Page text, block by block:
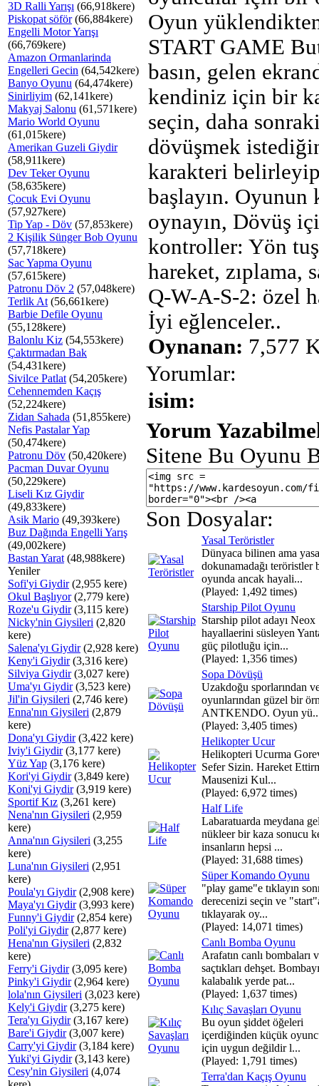
3D Ralli Yarışı (66,918kere)
Piskopat söför(66,884kere)
Engelli Motor Yarışı
(66,769kere)
Amazon Ormanlarinda
Engelleri Gecin (64,542kere)
Banyo Oyunu (64,474kere)
Sinirliyim (62,141kere)
Makyaj Salonu (61,571kere)
Mario World Oyunu
(61,015kere)
Amerikan Guzeli Giydir
(58,911kere)
Dev Teker Oyunu
(58,635kere)
Çocuk Evi Oyunu
(57,927kere)
Tip Yap - Döv (57,853kere)
2 Kişilik Sünger Bob Oyunu
(57,718kere)
Sac Yapma Oyunu
(57,615kere)
Patronu Döv 2 (57,048kere)
Terlik At (56,661kere)
Barbie Defile Oyunu
(55,128kere)
Balonlu Kiz (54,553kere)
Çaktırmadan Bak
(54,431kere)
Sivilce Patlat (54,205kere)
Cehennemden Kaçış
(52,224kere)
Zidan Sahada (51,855kere)
Nefis Pastalar Yap
(50,474kere)
Patronu Döv (50,420kere)
Pacman Duvar Oyunu
(50,229kere)
Liseli Kız Giydir
(49,833kere)
Asik Mario (49,393kere)
Buz Dağında Engelli Yarış
(49,002kere)
Bastan Yarat (48,988kere)
Yeniler
Sofi'yi Giydir(2,955 kere)
Okul Başlıyor(2,779 kere)
Roze'u Giydir(3,115 kere)
Nicky'nin Giysileri (2,820
kere)
Salena'yı Giydir(2,928 kere)
Keny'i Giydir(3,316 kere)
Silviya Giydir(3,027 kere)
Uma'yı Giydir(3,523 kere)
Jil'in Giysileri (2,746 kere)
Enna'nın Giysileri (2,879
kere)
Dona'yı Giydir(3,422 kere)
Iviy'i Giydir(3,177 kere)
Yüz Yap (3,176 kere)
Kori'yi Giydir(3,849 kere)
Koni'yi Giydir(3,919 kere)
Sportif Kız (3,261 kere)
Nena'nın Giysileri (2,959
kere)
Anna'nın Giysileri (3,255
kere)
Luna'nın Giysileri (2,951
kere)
Poula'yı Giydir(2,908 kere)
Maya'yı Giydir(3,993 kere)
Funny'i Giydir(2,854 kere)
Poli'yi Giydir(2,877 kere)
Hena'nın Giysileri (2,832
kere)
Ferry'i Giydir(3,095 kere)
Pinky'i Giydir(2,964 kere)
lola'nın Giysileri (3,023 kere)
Kely'i Giydir(3,275 kere)
Tera'yı Giydir(3,167 kere)
Bare'i Giydir(3,007 kere)
Carry'yi Giydir(3,184 kere)
Yuki'yi Giydir(3,143 kere)
Cesy'nin Giysileri (4,074
Oyun
START GAME
basın, gelen
kendiniz için bir
seçin, daha
dövüşmek
karakteri
başlayın. Oyunun
oynayın, Dövüş
kontroller: Yön
hareket, zıplama,
Q-W-A-S-2: özel
İyi eğlenceler..
Oynanan: 7,577
Yorumlar:
isim:
Yorum
Sitene Bu Oyunu
Son Dosyalar:
Yasal Teröristler
Dünyaca bilinen ama
dokunamadağı teröristler
oyunda ancak hayali...
(Played: 1,492 times)
Starship Pilot Oyunu
Starship pilot adayı Neox
hayallaerini süsleyen
güç pilotluğu için...
(Played: 1,356 times)
Sopa Dövüşü
Uzakdoğu sporlarından
oyunlarından güzel bir
ANTKENDO. Oyun
(Played: 3,405 times)
Helikopter Ucur
Helikopteri Ucurma
Sefer Sizin. Hareket
Mausenizi Kul...
(Played: 6,972 times)
Half Life
Labaratuarda meydana
nükleer bir kaza sonucu
insanların hepsi ...
(Played: 31,688 times)
Süper Komando Oyunu
"play game"e tıklayın
derecenizi seçin ve
tıklayarak oy...
(Played: 14,071 times)
Canlı Bomba Oyunu
Arafatın canlı bombaları
saçtıkları dehşet.
kalabalık yerde pat...
(Played: 1,637 times)
Kılıç Savaşları Oyunu
Bu oyun şiddet öğeleri
içerdiğinden küçük
için uygun değildir l...
(Played: 1,791 times)
Terra'dan Kaçış Oyunu